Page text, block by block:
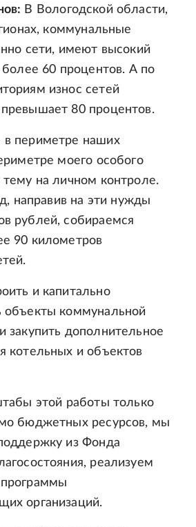
В Вологодской области,
коммунальные
сети, имеют высокий
60 процентов. А по
износ сетей
80 процентов.
периметре наших
моего особого
на личном контроле.
направив на эти нужды
рублей, собираемся
90 километров
и капитально
объекты коммунальной
закупить дополнительное
котельных и объектов
этой работы только
бюджетных ресурсов, мы
из Фонда
реализуем
организаций.